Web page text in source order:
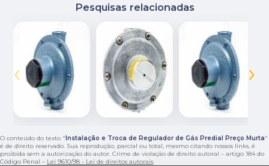
Pesquisas relacionadas
‹ ›
O conteúdo do texto "Instalação e Troca de Regulador de Gás Predial Preço Murta"
é de direito reservado. Sua reprodução, parcial ou total, mesmo citando nossos links, é
proibida sem a autorização do autor. Crime de violação de direito autoral – artigo 184 do
Código Penal – Lei 9610/98 - Lei de direitos autorais.